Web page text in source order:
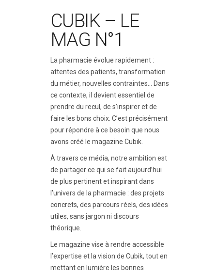
CUBIK – LE
MAG N°1
La pharmacie évolue rapidement :
attentes des patients, transformation
du métier, nouvelles contraintes… Dans
ce contexte, il devient essentiel de
prendre du recul, de s’inspirer et de
faire les bons choix. C’est précisément
pour répondre à ce besoin que nous
avons créé le magazine Cubik.
À travers ce média, notre ambition est
de partager ce qui se fait aujourd’hui
de plus pertinent et inspirant dans
l’univers de la pharmacie : des projets
concrets, des parcours réels, des idées
utiles, sans jargon ni discours
théorique.
Le magazine vise à rendre accessible
l’expertise et la vision de Cubik, tout en
mettant en lumière les bonnes